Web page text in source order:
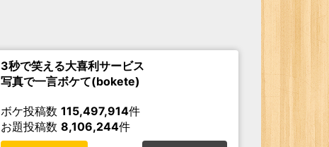
3秒で笑える大喜利サービス
写真で一言ボケて(bokete)
ボケ投稿数 115,497,914件
お題投稿数 8,106,244件